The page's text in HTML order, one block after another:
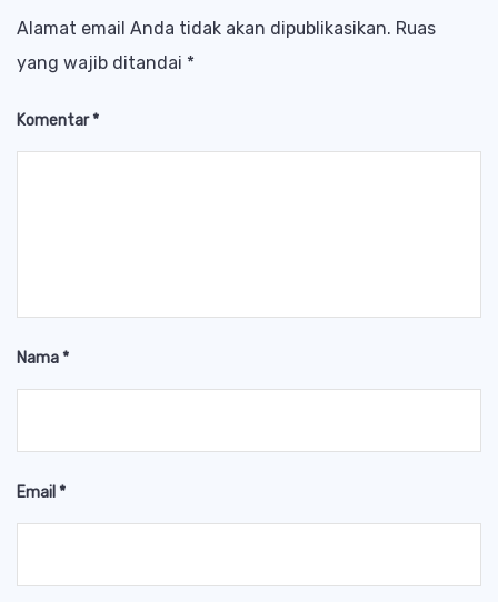
Alamat email Anda tidak akan dipublikasikan. Ruas
yang wajib ditandai *
Komentar*
Nama*
Email *